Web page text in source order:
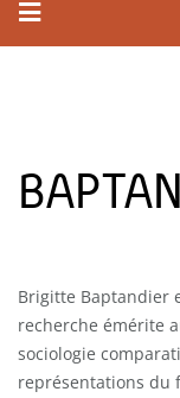
Brigitte Baptandier
recherche émérite
sociologie
représentations du